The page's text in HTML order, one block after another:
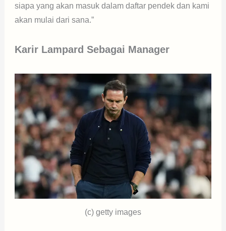
siapa yang akan masuk dalam daftar pendek dan kami
akan mulai dari sana.”
Karir Lampard Sebagai Manager
(c) getty images